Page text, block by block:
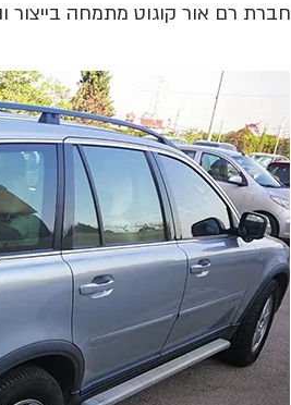
חברת רם אור קוגוט מתמחה בייצור